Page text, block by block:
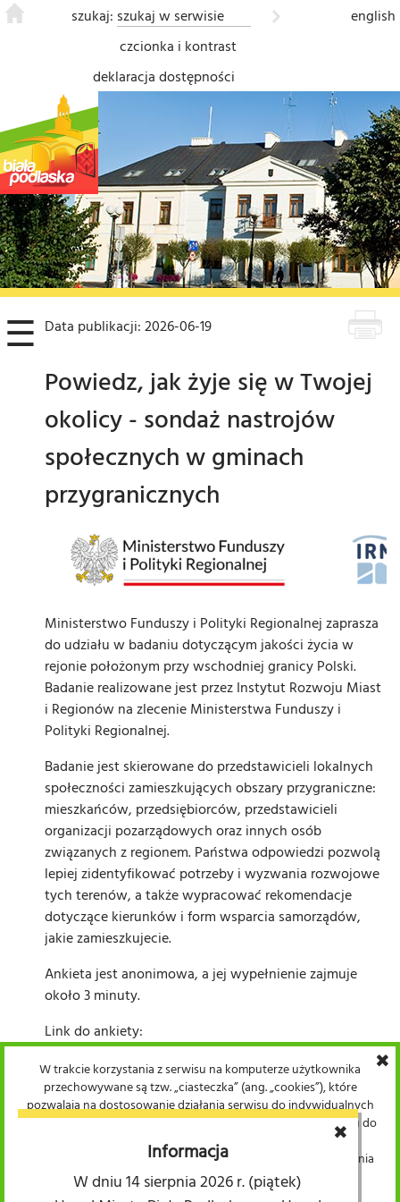
✖
Informacja
W dniu 14 sierpnia 2026 r. (piątek)
szukaj:
czcionka i kontrast
deklaracja dostępności
english
❮
☰ Data publikacji: 2026-06-19
Powiedz, jak żyje się w Twojej
okolicy - sondaż nastrojów
społecznych w gminach
przygranicznych
Ministerstwo Funduszy i Polityki Regionalnej zaprasza
do udziału w badaniu dotyczącym jakości życia w
rejonie położonym przy wschodniej granicy Polski.
Badanie realizowane jest przez Instytut Rozwoju Miast
i Regionów na zlecenie Ministerstwa Funduszy i
Polityki Regionalnej.
Badanie jest skierowane do przedstawicieli lokalnych
społeczności zamieszkujących obszary przygraniczne:
mieszkańców, przedsiębiorców, przedstawicieli
organizacji pozarządowych oraz innych osób
związanych z regionem. Państwa odpowiedzi pozwolą
lepiej zidentyfikować potrzeby i wyzwania rozwojowe
tych terenów, a także wypracować rekomendacje
dotyczące kierunków i form wsparcia samorządów,
jakie zamieszkujecie.
Ankieta jest anonimowa, a jej wypełnienie zajmuje
około 3 minuty.
Link do ankiety:
https://www.survio.com/survey/d/E4B0M4J1A2N5G2F9N
W trakcie korzystania z serwisu na komputerze użytkownika
przechowywane są tzw. „ciasteczka” (ang. „cookies”), które
pozwalają na dostosowanie działania serwisu do indywidualnych
potrzeb użytkowników. Warunki przechowywania lub dostępu do
plików cookie mogą być określone przez użytkownika w
ustawieniach przeglądarki internetowej. Kontynuacja korzystania
z serwisu bez dokonania wyżej wspomnianych zmian w
ustawieniach przeglądarki internetowej uznana zostaje za
✖